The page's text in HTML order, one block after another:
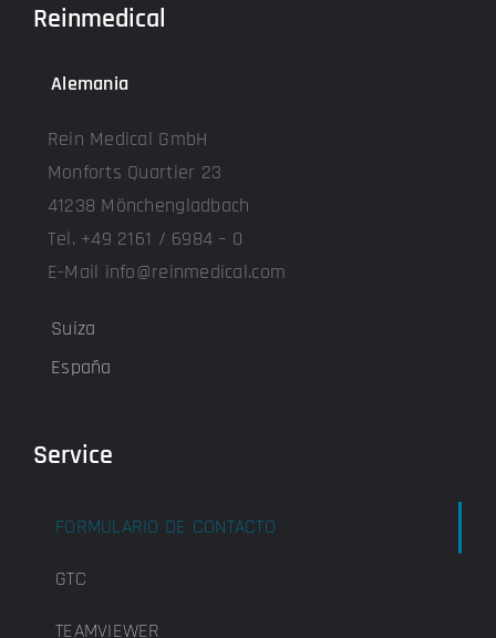
Reinmedical
Alemania
Rein Medical GmbH
Monforts Quartier 23
41238 Mönchengladbach
Tel. +49 2161 / 6984 – 0
E-Mail info@reinmedical.com
Suiza
España
Service
FORMULARIO DE CONTACTO
GTC
TEAMVIEWER